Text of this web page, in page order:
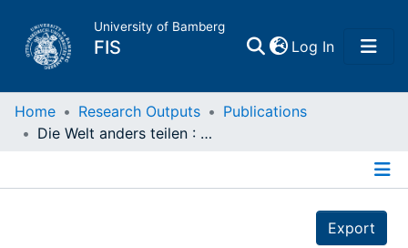
University of Bamberg
FIS Log In(current)
Home
Home Research Outputs
Publications
Die Welt anders teilen : Radikale Demokratiebildung als un/doing space_place
Export